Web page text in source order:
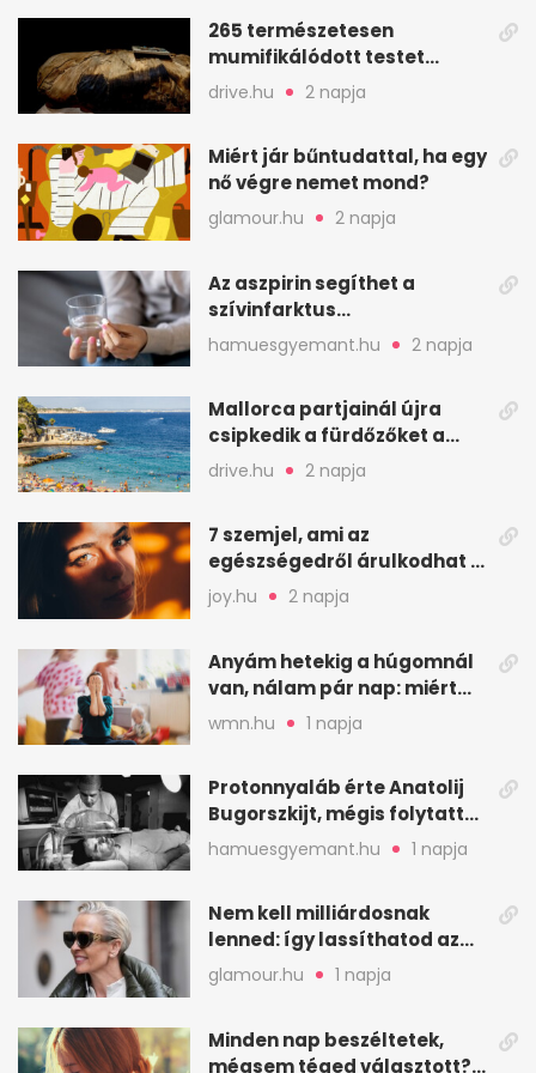
265 természetesen
mumifikálódott testet
találtak egy váci templom
drive.hu 2 napja
Miért jár bűntudattal, ha egy
nő végre nemet mond?
glamour.hu 2 napja
Az aszpirin segíthet a
szívinfarktus
megelőzésében, de nem
mindenkinek
hamuesgyemant.hu 2 napja
Mallorca partjainál újra
csipkedik a fürdőzőket a
halak a sekély vízben
drive.hu 2 napja
7 szemjel, ami az
egészségedről árulkodhat –
erre figyelj oda
joy.hu 2 napja
Anyám hetekig a húgomnál
van, nálam pár nap: miért
fáj ennyire?
wmn.hu 1 napja
Protonnyaláb érte Anatolij
Bugorszkijt, mégis folytatta
a munkát
hamuesgyemant.hu 1 napja
Nem kell milliárdosnak
lenned: így lassíthatod az
öregedést a biológus szerint
glamour.hu 1 napja
Minden nap beszéltetek,
mégsem téged választott?